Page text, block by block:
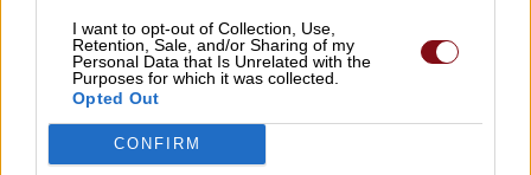
I want to opt-out of Collection, Use,
Retention, Sale, and/or Sharing of my
Personal Data that Is Unrelated with the
Purposes for which it was collected.
Opted Out
CONFIRM
μηχάνημα στον Τύρναβο
06/08/2026 , 11:56
Συνελήφθη 50χρονος στην Ελασσόνα για